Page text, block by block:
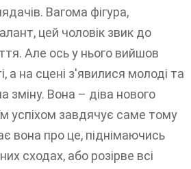
Вагома фігура,
цей чоловік звик до
Але ось у нього вийшов
а на сцені з'явилися молоді та
зміну. Вона – діва нового
успіхом завдячує саме тому
вона про це, піднімаючись
сходах, або розірве всі